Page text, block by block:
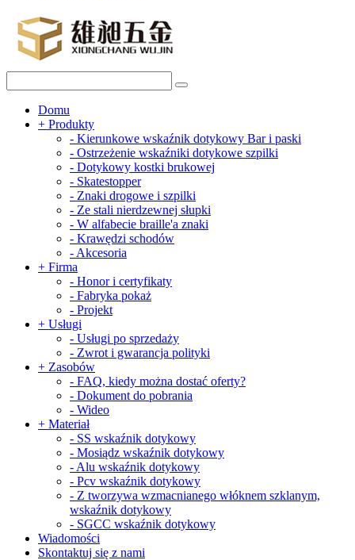
Domu
+ Produkty
- Kierunkowe wskaźnik dotykowy Bar i paski
- Ostrzeżenie wskaźniki dotykowe szpilki
- Dotykowy kostki brukowej
- Skatestopper
- Znaki drogowe i szpilki
- Ze stali nierdzewnej słupki
- W alfabecie braille'a znaki
- Krawędzi schodów
- Akcesoria
+ Firma
- Honor i certyfikaty
- Fabryka pokaż
- Projekt
+ Usługi
- Usługi po sprzedaży
- Zwrot i gwarancja polityki
+ Zasobów
- FAQ, kiedy można dostać oferty?
- Dokument do pobrania
- Wideo
+ Materiał
- SS wskaźnik dotykowy
- Mosiądz wskaźnik dotykowy
- Alu wskaźnik dotykowy
- Pcv wskaźnik dotykowy
- Z tworzywa wzmacnianego włóknem szklanym,
wskaźnik dotykowy
- SGCC wskaźnik dotykowy
Wiadomości
Skontaktuj się z nami